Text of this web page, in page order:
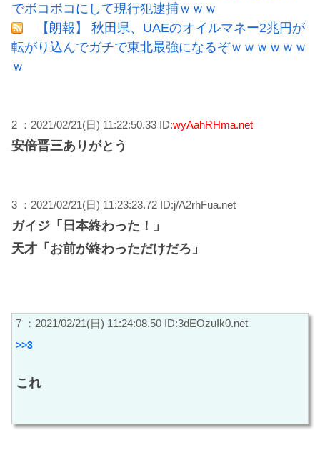
でボコボコにして現行犯逮捕ｗｗｗ
【朗報】 秋田県、UAEのオイルマネー2兆円が
転がり込んでガチで東北最強になるぞｗｗｗｗｗｗ
ｗ
2 ：2021/02/21(日) 11:22:50.33 ID:wyAahRHma.net
安倍晋三ありがとう
3 ：2021/02/21(日) 11:23:23.72 ID:j/A2rhFua.net
ガイジ「日本終わった！」
天才「お前が終わっただけだろ」
7 ：2021/02/21(日) 11:24:08.50 ID:3dEOzuIk0.net
>>3
これ